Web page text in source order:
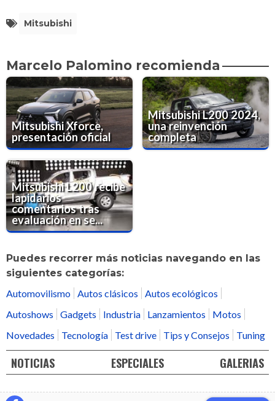
Mitsubishi
Marcelo Palomino recomienda
Mitsubishi Xforce,
presentación oficial
Mitsubishi L200 2024,
una reinvención
completa
Mitsubishi L200 recibe
lapidarios
comentarios tras
evaluación en se...
Puedes recorrer más noticias navegando en las
siguientes categorías:
Automovilismo Autos clásicos
Autos ecológicos
Autoshows
Gadgets Industria Lanzamientos
Motos
Novedades
Tecnología Test drive Tips y Consejos Tuning
NOTICIAS ESPECIALES GALERIAS